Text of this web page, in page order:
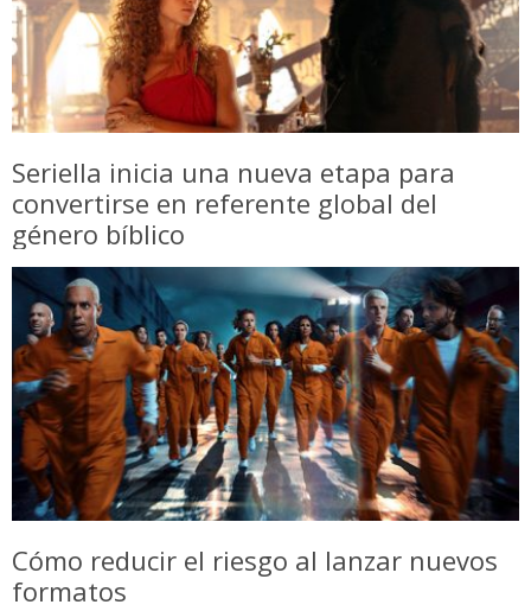
Seriella inicia una nueva etapa para
convertirse en referente global del
género bíblico
Cómo reducir el riesgo al lanzar nuevos
formatos